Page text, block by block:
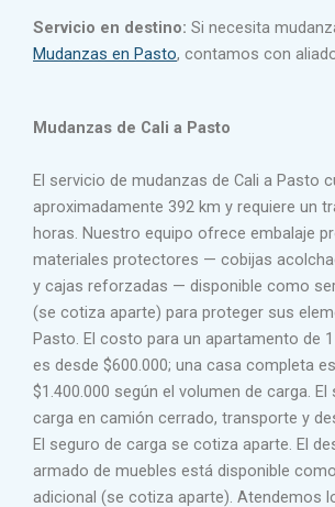
Servicio en destino: Si necesita
Mudanzas en Pasto, contamos con
Mudanzas de Cali a Pasto
El servicio de mudanzas de Cali a Pasto
aproximadamente 392 km y requiere un
horas. Nuestro equipo ofrece embalaje
materiales protectores — cobijas
y cajas reforzadas — disponible como
(se cotiza aparte) para proteger sus
Pasto. El costo para un apartamento de
es desde $600.000; una casa completa
$1.400.000 según el volumen de carga. El
carga en camión cerrado, transporte y
El seguro de carga se cotiza aparte. El
armado de muebles está disponible
adicional (se cotiza aparte). Atendemos